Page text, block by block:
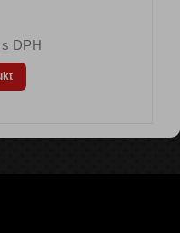
s DPH